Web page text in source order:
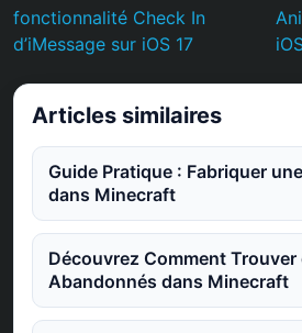
fonctionnalité Check In
d’iMessage sur iOS 17
Articles similaires
Guide Pratique : Fabriquer
dans Minecraft
Découvrez Comment Trouver
Abandonnés dans Minecraft